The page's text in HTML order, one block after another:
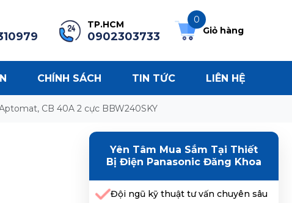
TP.HCM
0902303733
0
Giỏ hàng
CHÍNH SÁCH TIN TỨC LIÊN HỆ
CB 40A 2 cực BBW240SKY
Yên Tâm Mua Sắm Tại Thiết
Bị Điện Panasonic Đăng Khoa
Đội ngũ kỹ thuật tư vấn chuyên sâu